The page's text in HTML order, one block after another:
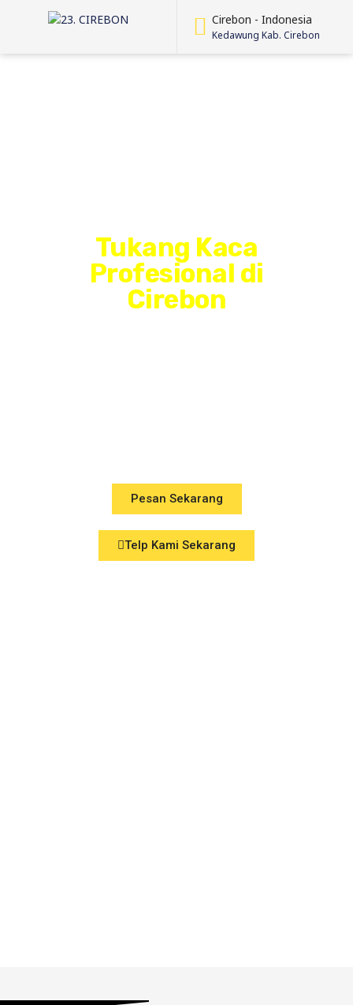
Cirebon - Indonesia
Kedawung Kab. Cirebon
Tukang Kaca
Profesional di
Cirebon
Pesan Sekarang
Telp Kami Sekarang